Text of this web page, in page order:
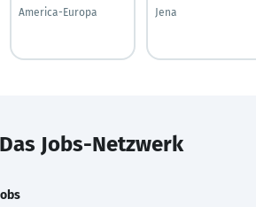
America-Europa
Jena
Jobs-Netzwerk